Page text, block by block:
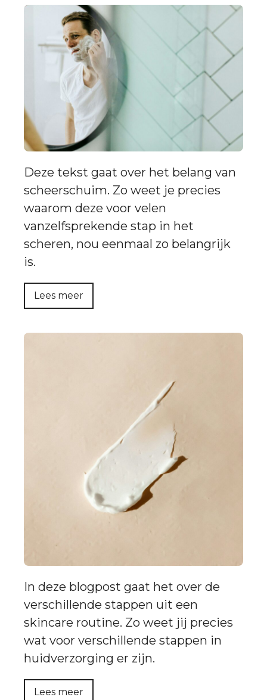
Deze tekst gaat over het belang van
scheerschuim. Zo weet je precies
waarom deze voor velen
vanzelfsprekende stap in het
scheren, nou eenmaal zo belangrijk
is.
Lees meer
In deze blogpost gaat het over de
verschillende stappen uit een
skincare routine. Zo weet jij precies
wat voor verschillende stappen in
huidverzorging er zijn.
Lees meer